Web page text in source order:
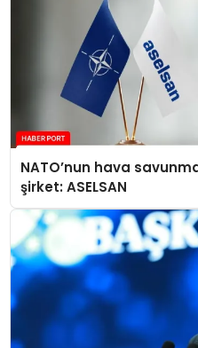
NATO’nun hava
şirket: ASELSAN